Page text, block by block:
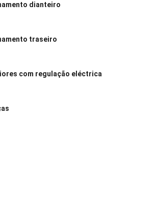
dianteiro
traseiro
com regulação eléctrica